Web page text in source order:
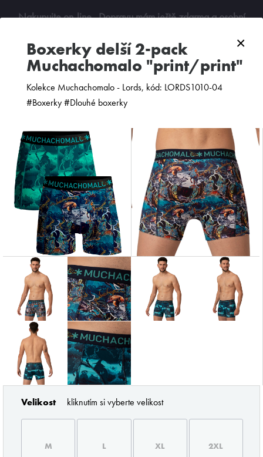
×
boxerky delší 2-pack
Muchachomalo "print/print"
Kolekce Muchachomalo - Lords, kód: LORDS1010-04
#Boxerky #Dlouhé boxerky
Velikost kliknutím si vyberte velikost
M L XL 2XL
Nakupujte on-line. Dopravu mám ještě zdarma a osobní
0
ZOBRAZIT FILTR
PODLE CENY OD NEJNOVĚJŠÍCH
ZNAČKY PODLE BUTLERA